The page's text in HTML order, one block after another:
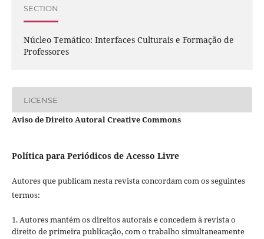
SECTION
Núcleo Temático: Interfaces Culturais e Formação de
Professores
LICENSE
Aviso de Direito Autoral Creative Commons
Política para Periódicos de Acesso Livre
Autores que publicam nesta revista concordam com os seguintes
termos:
1. Autores mantém os direitos autorais e concedem à revista o
direito de primeira publicação, com o trabalho simultaneamente